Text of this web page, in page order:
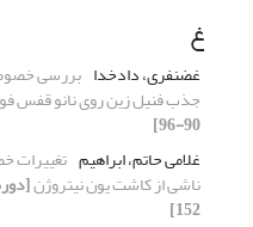
غ
غضنفری، دادخدا بررسی
جذب فنیل زین روی نانو قفس
90-96]
غلامی حاتم، ابراهیم تغییرات
ناشی از کاشت یون نیتروژن
152]